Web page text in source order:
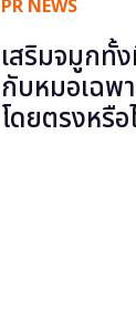
PR NEWS
เสริมจมูกทั้
กับหมอเฉพ
โดยตรงหรือ